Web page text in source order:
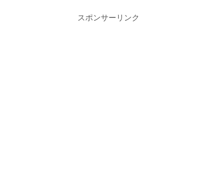
スポンサーリンク